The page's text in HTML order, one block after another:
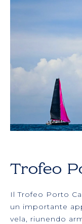
Trofeo
Il Trofeo Porto
un importante
vela, riunendo